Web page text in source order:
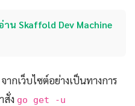
น Skaffold Dev Machine
กเว็บไซต์อย่างเป็นทางการ
สั่ง go get -u